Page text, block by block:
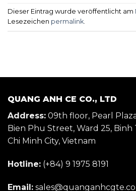
Dieser Eintrag wurde veröffentlicht am
Lesezeichen permalink.
QUANG ANH CE CO., LTD
Address: 09th floor, Pearl
Bien Phu Street, Ward 25, Binh
Chi Minh City, Vietnam
Hotline: (+84) 9 1975 8191
Email: